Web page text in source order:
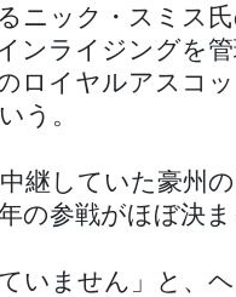
ニック・スミス
ンライジングを
ロイヤルアスコ
う。
継していた豪州
の参戦がほぼ決
いません」と、